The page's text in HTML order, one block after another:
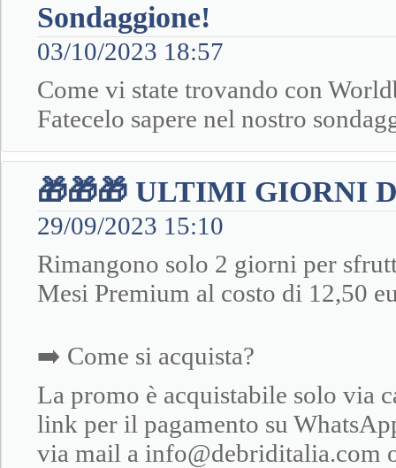
Sondaggione!
03/10/2023 18:57
Come vi state trovando con
Fatecelo sapere nel nostro
🎁🎁🎁 ULTIMI GIORNI
29/09/2023 15:10
Rimangono solo 2 giorni per
Mesi Premium al costo di 12,50
➡️ Come si acquista?
La promo è acquistabile solo via
link per il pagamento su
via mail a info@debriditalia.com